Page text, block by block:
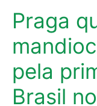
Praga
pela
Brasil